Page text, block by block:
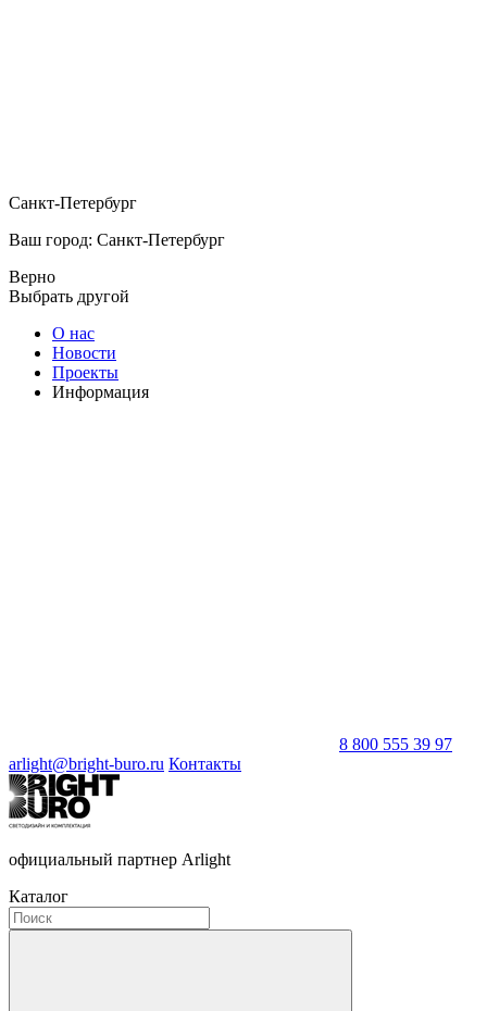
Санкт-Петербург
Ваш город: Санкт-Петербург
Верно
Выбрать другой
О нас
Новости
Проекты
Информация
8 800 555 39 97
arlight@bright-buro.ru Контакты
официальный партнер Arlight
Каталог